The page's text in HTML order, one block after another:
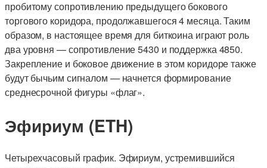
пробитому сопротивлению предыдущего бокового
торгового коридора, продолжавшегося 4 месяца. Таким
образом, в настоящее время для биткоина играют роль
два уровня — сопротивление 5430 и поддержка 4850.
Закрепление и боковое движение в этом коридоре также
будут бычьим сигналом — начнется формирование
среднесрочной фигуры «флаг».
Эфириум (ETH)
Четырехчасовый график. Эфириум, устремившийся